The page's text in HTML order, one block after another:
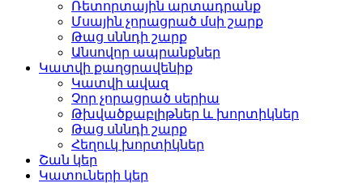
Ռետորտային արտադրանք
Մսային չորացրած մսի շարք
Թաց սննդի շարք
Անսովոր ապրանքներ
Կատվի քաղցրավենիք
Կատվի ավազ
Չոր չորացրած սերիա
Թխվածքաբլիթներ և խորտիկներ
Թաց սննդի շարք
Հեղուկ խորտիկներ
Շան կեր
Կատուների կեր